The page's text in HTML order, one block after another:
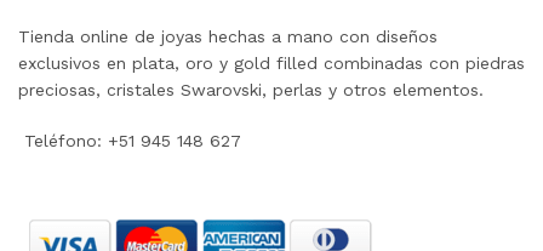
Tienda online de joyas hechas a mano con diseños
exclusivos en plata, oro y gold filled combinadas con piedras
preciosas, cristales Swarovski, perlas y otros elementos.
Teléfono: +51 945 148 627